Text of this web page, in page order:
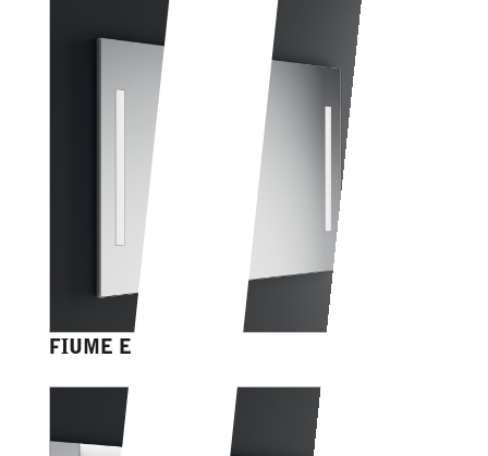
FIUME EASY